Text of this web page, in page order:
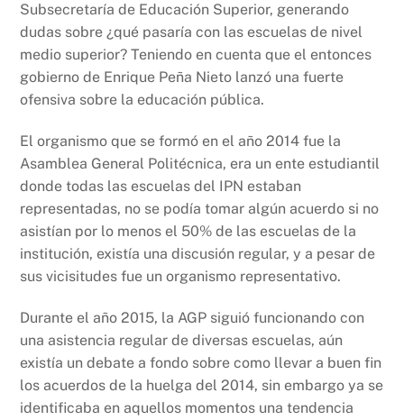
Subsecretaría de Educación Superior, generando
dudas sobre ¿qué pasaría con las escuelas de nivel
medio superior? Teniendo en cuenta que el entonces
gobierno de Enrique Peña Nieto lanzó una fuerte
ofensiva sobre la educación pública.
El organismo que se formó en el año 2014 fue la
Asamblea General Politécnica, era un ente estudiantil
donde todas las escuelas del IPN estaban
representadas, no se podía tomar algún acuerdo si no
asistían por lo menos el 50% de las escuelas de la
institución, existía una discusión regular, y a pesar de
sus vicisitudes fue un organismo representativo.
Durante el año 2015, la AGP siguió funcionando con
una asistencia regular de diversas escuelas, aún
existía un debate a fondo sobre como llevar a buen fin
los acuerdos de la huelga del 2014, sin embargo ya se
identificaba en aquellos momentos una tendencia